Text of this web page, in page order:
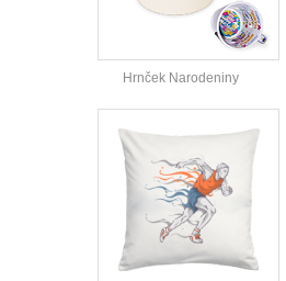
Hrnček Narodeniny